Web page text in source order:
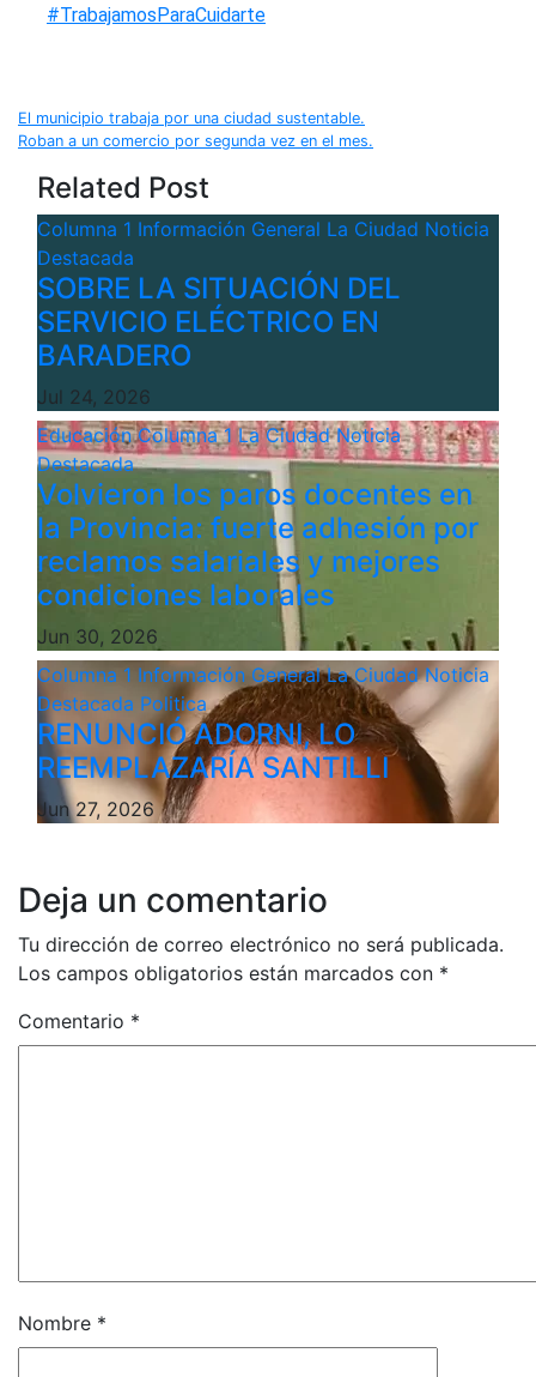
#TrabajamosParaCuidarte
Navegación
de
entradas
El municipio trabaja por una ciudad sustentable.
Roban a un comercio por segunda vez en el mes.
Related Post
Columna 1 Información General La Ciudad Noticia
Destacada
SOBRE LA SITUACIÓN DEL
SERVICIO ELÉCTRICO EN
BARADERO
Jul 24, 2026
EducaciónColumna 1 La CiudadNoticia
Destacada
Volvieron los paros docentes en
la Provincia: fuerte adhesión por
reclamos salariales y mejores
condiciones laborales
Jun 30, 2026
Columna 1 Información GeneralLa CiudadNoticia
Destacada Politica
RENUNCIÓ ADORNI, LO
REEMPLAZARÍA SANTILLI
Jun 27, 2026
Deja un comentario
Tu dirección de correo electrónico no será publicada.
Los campos obligatorios están marcados con *
Comentario *
Nombre *